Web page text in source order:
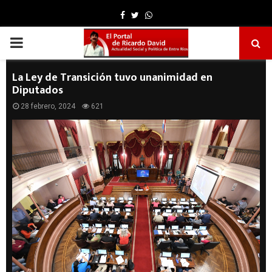
Facebook
TwitterWhatsapp
PRIMARY
MENU
La Ley de Transición tuvo unanimidad en
Diputados
28 febrero, 2024 621